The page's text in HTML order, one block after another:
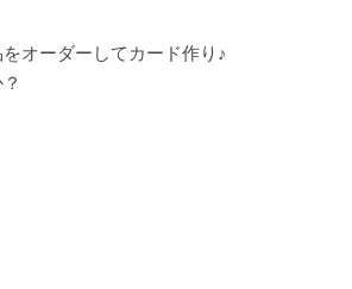
オーダーしてカード作り♪